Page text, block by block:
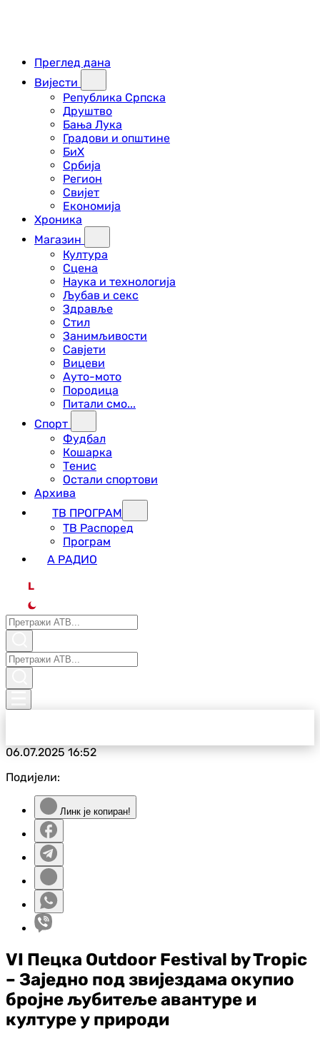
Преглед дана
Вијести
Република Српска
Друштво
Бања Лука
Градови и општине
БиХ
Србија
Регион
Свијет
Економија
Хроника
Магазин
Култура
Сцена
Наука и технологија
Љубав и секс
Здравље
Стил
Занимљивости
Савјети
Вицеви
Ауто-мото
Породица
Питали смо...
Спорт
Фудбал
Кошарка
Тенис
Остали спортови
Архива
ТВ ПРОГРАМ
ТВ Распоред
Програм
А РАДИО
L
06.07.202516:52
Подијели:
Линк је копиран!
VI Пецка Outdoor Festival by Tropic
– Заједно под звијездама окупио
бројне љубитеље авантуре и
културе у природи